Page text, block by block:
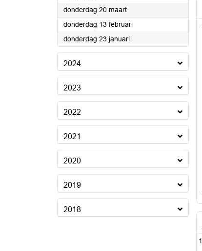
donderdag 20 maart2025
donderdag 13 februari2025
donderdag 23 januari2025
2024
2023
2022
2021
2020
2019
2018